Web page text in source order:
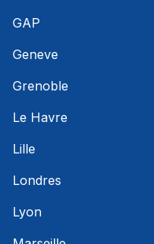
GAP
Geneve
Grenoble
Le Havre
Lille
Londres
Lyon